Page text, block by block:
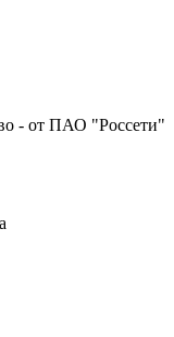
- от ПАО "Россети"